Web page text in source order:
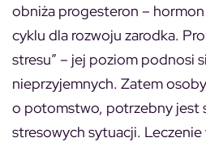
obniża progesteron –
cyklu dla rozwoju zarodka.
stresu” – jej poziom podnosi
nieprzyjemnych. Zatem
o potomstwo, potrzebny jest
stresowych sytuacji.